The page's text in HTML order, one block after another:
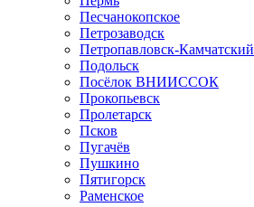
Песчанокопское
Петрозаводск
Петропавловск-Камчатский
Подольск
Посёлок ВНИИССОК
Прокопьевск
Пролетарск
Псков
Пугачёв
Пушкино
Пятигорск
Раменское